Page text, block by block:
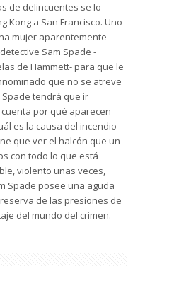
de delincuentes se lo
Kong a San Francisco. Uno
mujer aparentemente
Sam Spade -
de Hammett- para que le
que no se atreve
tendrá que ir
por qué aparecen
es la causa del incendio
que ver el halcón que un
con todo lo que está
violento unas veces,
Spade posee una aguda
de las presiones de
del mundo del crimen.